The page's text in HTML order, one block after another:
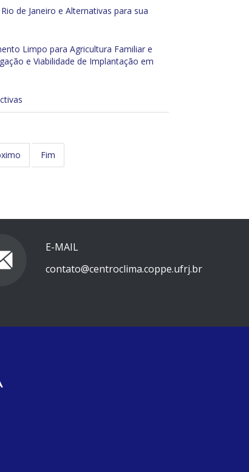
de Janeiro e Alternativas para sua
Limpo para Agricultura Familiar e
e Viabilidade de Implantação em
Fim
E-MAIL
contato@centroclima.coppe.ufrj.br